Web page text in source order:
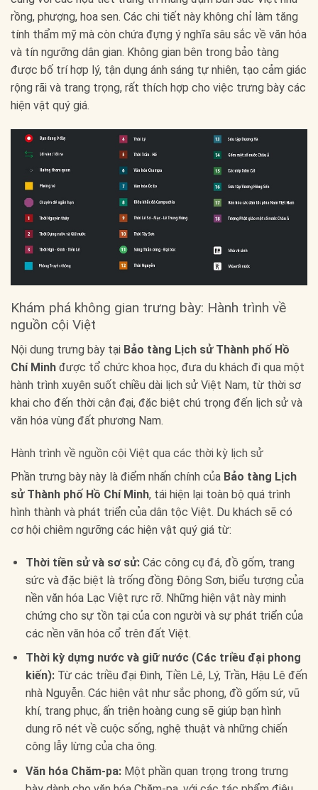
rồng, phượng, hoa sen. Các chi tiết này không chỉ làm tăng
tính thẩm mỹ mà còn chứa đựng ý nghĩa sâu sắc về văn hóa
và tín ngưỡng dân gian. Không gian bên trong bảo tàng
được bố trí hợp lý, tận dụng ánh sáng tự nhiên, tạo cảm giác
rộng rãi và trang trọng, rất thích hợp cho việc trưng bày các
hiện vật quý giá.
Khám phá không gian trưng bày: Hành trình về
nguồn cội Việt
Nội dung trưng bày tại Bảo tàng Lịch sử Thành phố Hồ
Chí Minh được tổ chức khoa học, đưa du khách đi qua một
hành trình xuyên suốt chiều dài lịch sử Việt Nam, từ thời sơ
khai cho đến thời cận đại, đặc biệt chú trọng đến lịch sử và
văn hóa vùng đất phương Nam.
Hành trình về nguồn cội Việt qua các thời kỳ lịch sử
Phần trưng bày này là điểm nhấn chính của Bảo tàng Lịch
sử Thành phố Hồ Chí Minh, tái hiện lại toàn bộ quá trình
hình thành và phát triển của dân tộc Việt. Du khách sẽ có
cơ hội chiêm ngưỡng các hiện vật quý giá từ:
Thời tiền sử và sơ sử:Các công cụ đá, đồ gốm, trang
sức và đặc biệt là trống đồng Đông Sơn, biểu tượng của
nền văn hóa Lạc Việt rực rỡ. Những hiện vật này minh
chứng cho sự tồn tại của con người và sự phát triển của
các nền văn hóa cổ trên đất Việt.
Thời kỳ dựng nước và giữ nước (Các triều đại phong
kiến):Từ các triều đại Đinh, Tiền Lê, Lý, Trần, Hậu Lê đến
nhà Nguyễn. Các hiện vật như sắc phong, đồ gốm sứ, vũ
khí, trang phục, ấn triện hoàng cung sẽ giúp bạn hình
dung rõ nét về cuộc sống, nghệ thuật và những chiến
công lẫy lừng của cha ông.
Văn hóa Chăm-pa:Một phần quan trọng trong trưng